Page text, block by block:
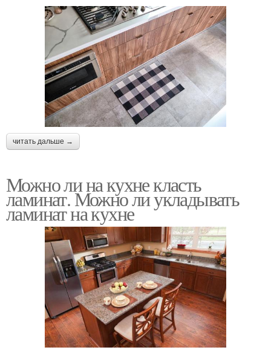
читать дальше →
Можно ли на кухне класть
ламинат. Можно ли укладывать
ламинат на кухне